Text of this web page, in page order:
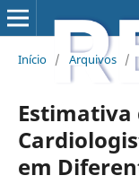
Início / Arquivos /
Estimativa
em